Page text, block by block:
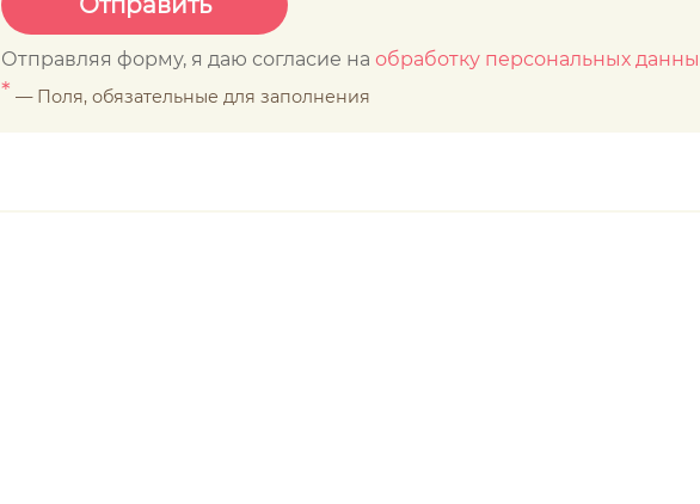
Отправляя форму, я даю согласие наобработку персональных
* — Поля, обязательные для заполнения